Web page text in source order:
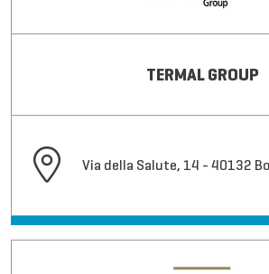
TERMAL GROUP
Via della Salute, 14 - 40132